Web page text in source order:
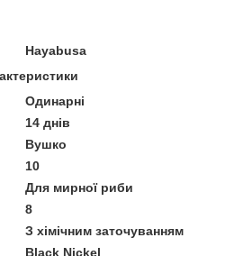
Hayabusa
Одинарні
14 днів
Вушко
10
Для мирної риби
8
З хімічним заточуванням
Black Nickel